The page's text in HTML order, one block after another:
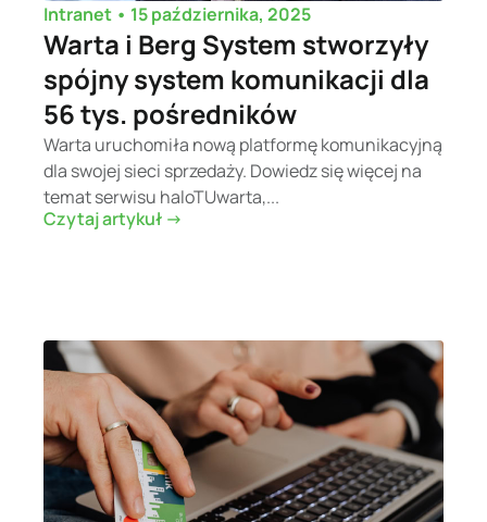
Intranet • 15 października, 2025
Warta i Berg System stworzyły
spójny system komunikacji dla
56 tys. pośredników
Warta uruchomiła nową platformę komunikacyjną
dla swojej sieci sprzedaży. Dowiedz się więcej na
temat serwisu haloTUwarta,...
Czytaj artykuł ->